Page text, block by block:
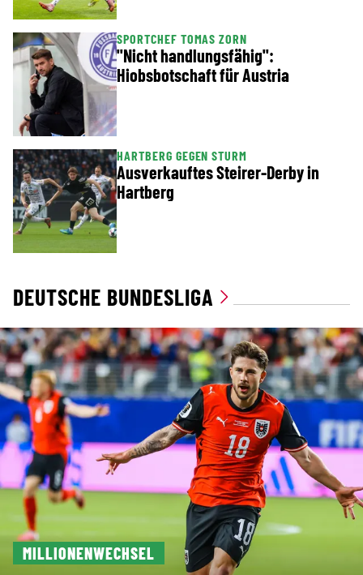
SPORTCHEF TOMAS ZORN
"Nicht handlungsfähig":
Hiobsbotschaft für Austria
HARTBERG GEGEN STURM
Ausverkauftes Steirer-Derby in
Hartberg
DEUTSCHE BUNDESLIGA
MILLIONENWECHSEL